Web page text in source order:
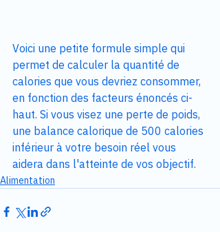
Voici une petite formule simple qui
permet de calculer la quantité de
calories que vous devriez consommer,
en fonction des facteurs énoncés ci-
haut. Si vous visez une perte de poids,
une balance calorique de 500 calories
inférieur à votre besoin réel vous
aidera dans l'atteinte de vos objectif.
Alimentation